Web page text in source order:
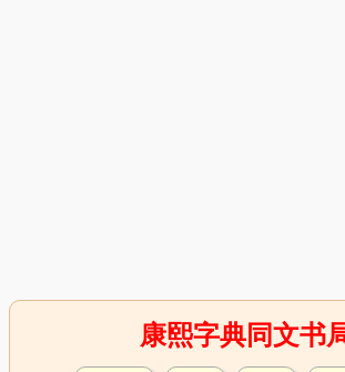
康熙字典同文书